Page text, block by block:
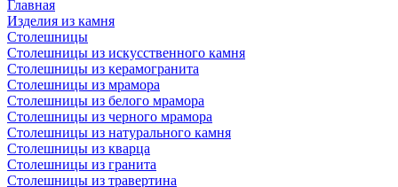
Главная
Изделия из камня
Столешницы
Столешницы из искусственного камня
Столешницы из керамогранита
Столешницы из мрамора
Столешницы из белого мрамора
Столешницы из черного мрамора
Столешницы из натурального камня
Столешницы из кварца
Столешницы из гранита
Столешницы из травертина